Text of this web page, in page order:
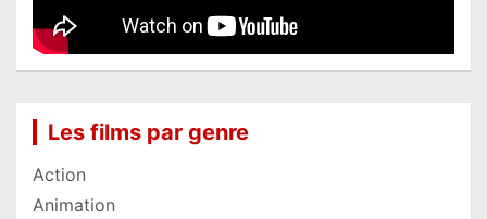
Les films par genre
Action
Animation